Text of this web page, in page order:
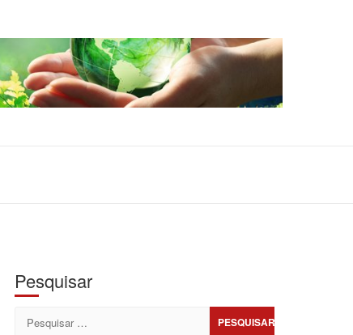
Pesquisar
Pesquisar